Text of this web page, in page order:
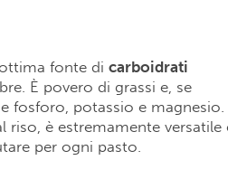
fonte di carboidrati
È povero di grassi e, se
fosforo, potassio e magnesio.
riso, è estremamente versatile
per ogni pasto.